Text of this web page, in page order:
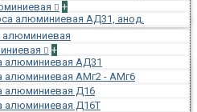
+
алюминиевая АД31, анод.
+
алюминиевая АД31
алюминиевая АМг2 - АМг6
алюминиевая Д16
алюминиевая Д16Т